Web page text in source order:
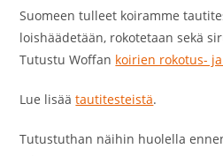
Suomeen tulleet koiramme
loishäädetään, rokotetaan sekä
Tutustu Woffan koirien rokotus-
Lue lisäätautitesteistä.
Tutustuthan näihin huolella